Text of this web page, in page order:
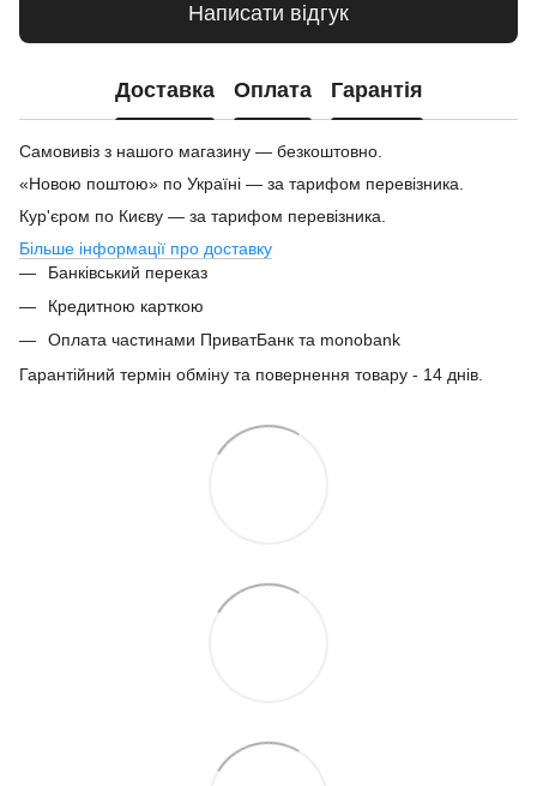
Написати відгук
Доставка Оплата Гарантія
Самовивіз з нашого магазину — безкоштовно.
«Новою поштою» по Україні — за тарифом перевізника.
Кур'єром по Києву — за тарифом перевізника.
Більше інформації про доставку
Банківський переказ
Кредитною карткою
Оплата частинами ПриватБанк та monobank
Гарантійний термін обміну та повернення товару - 14 днів.